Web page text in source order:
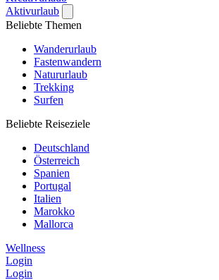
Aktivurlaub
Beliebte Themen
Wanderurlaub
Fastenwandern
Natururlaub
Trekking
Surfen
Beliebte Reiseziele
Deutschland
Österreich
Spanien
Portugal
Italien
Marokko
Mallorca
Wellness
Login
Login